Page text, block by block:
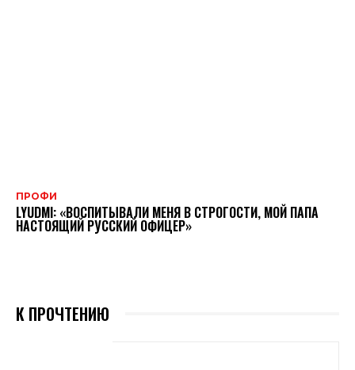
ПРОФИ
LYUDMI: «ВОСПИТЫВАЛИ МЕНЯ В СТРОГОСТИ, МОЙ ПАПА
НАСТОЯЩИЙ РУССКИЙ ОФИЦЕР»
К ПРОЧТЕНИЮ